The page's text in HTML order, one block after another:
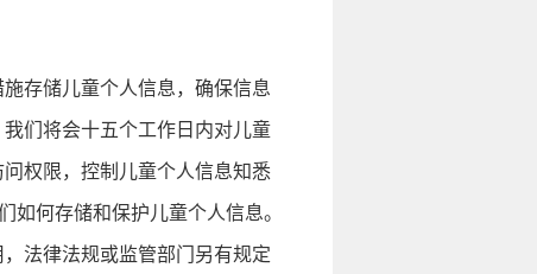
存储儿童个人信息，确保信息
们将会十五个工作日内对儿童
权限，控制儿童个人信息知悉
如何存储和保护儿童个人信息。
法律法规或监管部门另有规定